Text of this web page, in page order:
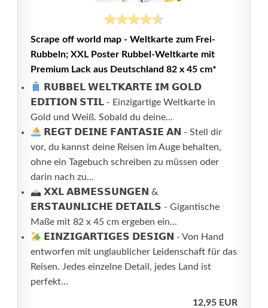
Scrape off world map - Weltkarte zum Frei-
Rubbeln; XXL Poster Rubbel-Weltkarte mit
Premium Lack aus Deutschland 82 x 45 cm*
𝗥𝗨𝗕𝗕𝗘𝗟 𝗪𝗘𝗟𝗧𝗞𝗔𝗥𝗧𝗘 𝗜𝗠 𝗚𝗢𝗟𝗗
𝗘𝗗𝗜𝗧𝗜𝗢𝗡 𝗦𝗧𝗜𝗟 - Einzigartige Weltkarte in
Gold und Weiß. Sobald du deine...
𝗥𝗘𝗚𝗧 𝗗𝗘𝗜𝗡𝗘 𝗙𝗔𝗡𝗧𝗔𝗦𝗜𝗘 𝗔𝗡 - Stell dir
vor, du kannst deine Reisen im Auge behalten,
ohne ein Tagebuch schreiben zu müssen oder
darin nach zu...
𝗫𝗫𝗟 𝗔𝗕𝗠𝗘𝗦𝗦𝗨𝗡𝗚𝗘𝗡 &
𝗘𝗥𝗦𝗧𝗔𝗨𝗡𝗟𝗜𝗖𝗛𝗘 𝗗𝗘𝗧𝗔𝗜𝗟𝗦 - Gigantische
Maße mit 82 x 45 cm ergeben ein...
𝗘𝗜𝗡𝗭𝗜𝗚𝗔𝗥𝗧𝗜𝗚𝗘𝗦 𝗗𝗘𝗦𝗜𝗚𝗡 - Von Hand
entworfen mit unglaublicher Leidenschaft für das
Reisen. Jedes einzelne Detail, jedes Land ist
perfekt...
12,95 EUR